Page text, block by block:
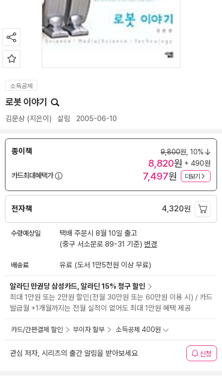
소득공제
로봇 이야기
김문상 (지은이) 살림 2005-06-10
종이책 9,800원, 10%
8,820원 + 490원
카드최대혜택가
7,497원 더보기
전자책 4,320원
수령예상일
택배 주문시 8월 10일 출고
(중구 서소문로 89-31 기준) 변경
배송료 유료 (도서 1만5천원 이상 무료)
알라딘 만권당 삼성카드, 알라딘 15% 청구 할인
최대 1만원 또는 2만원 할인(전월 30만원 또는 60만원 이용 시) / 카드
발급월 +1개월까지는 전월 실적이 없어도 최대 1만원 혜택 제공
카드/간편결제 할인 무이자 할부 소득공제 400원
관심 저자, 시리즈의 출간 알림을 받아보세요 신청